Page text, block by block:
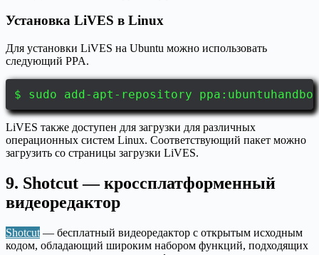
Установка LiVES в Linux
Для установки LiVES на Ubuntu можно использовать
следующий PPA.
$ sudo add-apt-repository
LiVES также доступен для загрузки для различных
операционных систем Linux. Соответствующий пакет можно
загрузить со страницы загрузки LiVES.
9. Shotcut — кроссплатформенный
видеоредактор
Shotcut — бесплатный видеоредактор с открытым исходным
кодом, обладающий широким набором функций, подходящих